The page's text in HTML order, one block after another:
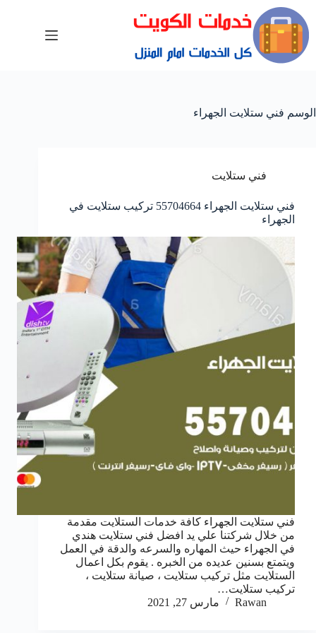
الوسم فني ستلايت الجهراء
فني ستلايت
فني ستلايت الجهراء 55704664 تركيب ستلايت في
الجهراء
فني ستلايت الجهراء كافة خدمات الستلايت مقدمة
من خلال شركتنا علي يد افضل فني ستلايت هندي
في الجهراء حيث المهاره والسرعه والدقة في العمل
ويتمتع بسنين عديده من الخبره . يقوم بكل اعمال
الستلايت مثل تركيب ستلايت ، صيانة ستلايت ،
تركيب ستلايت…
Rawan
مارس 27, 2021